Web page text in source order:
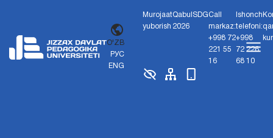
O'ZB
РУС
ENG
Murojaat
yuborish
Qabul
2026
SDGCall
markaz:
+998 72
221 55
16
Ishonch
telefoni:
+998
72 226
68 10